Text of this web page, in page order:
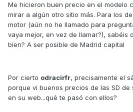
Me hicieron buen precio en el modelo
mirar a algún otro sitio más. Para los
motor (aún no he llamado para
vaya mejor, en vez de llamar?), sabéis
bien? A ser posible de Madrid capital
Por cierto odracirfr, precisamente el
porque vi buenos precios de las SD de
en su web...qué te pasó con ellos?